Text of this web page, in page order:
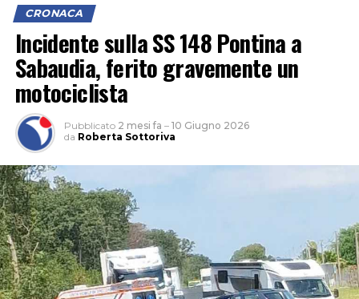
CRONACA
Incidente sulla SS 148 Pontina a
Sabaudia, ferito gravemente un
motociclista
Pubblicato 2 mesi fa – 10 Giugno 2026
da Roberta Sottoriva